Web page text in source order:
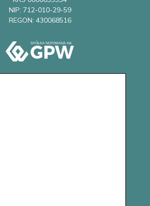
NIP: 712-010-29-59
REGON: 430068516